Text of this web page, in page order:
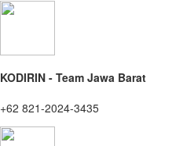
KODIRIN - Team Jawa Barat
+62 821-2024-3435